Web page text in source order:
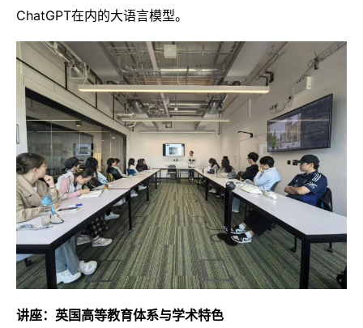
ChatGPT在内的大语言模型。
讲座：英国高等教育体系与学术特色